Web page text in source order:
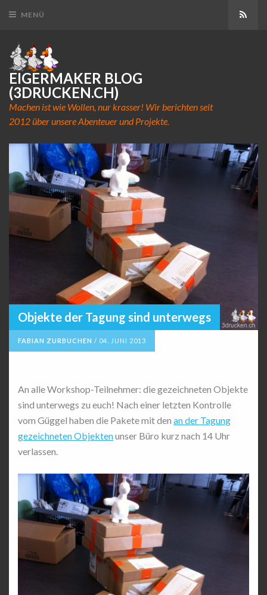
MENÜ
EIGERMAKER BLOG
(3DRUCKEN.CH)
Machen ist wie Wollen, nur krasser! Wir berichten seit
2012 über unsere Abenteuer und Projekte.
Objekte der Tagung sind unterwegs
FABIAN ZURBUCHEN / 04. JUNI 2013
An alle Workshop-Teilnehmer: die gezeichneten Objekte
sind unterwegs zu euch! Nach einer letzten Kontrolle
vom Güggel haben die Pakete mit den an der Tagung
gezeichneten Objektenunser Büro kurz nach 14 Uhr
verlassen.